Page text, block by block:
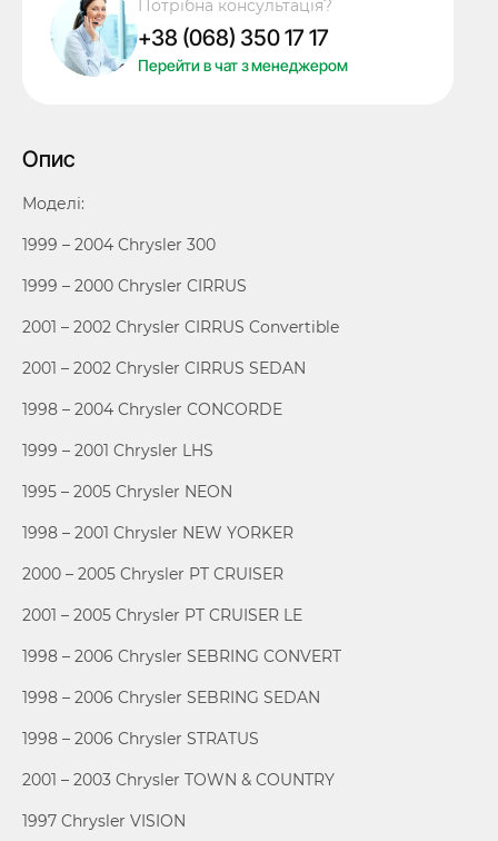
під
чіп
Chrysler,
Потрібна консультація?
+38 (068) 350 17 17
Перейти в чат з менеджером
Опис
Моделі:
1999 – 2004 Chrysler 300
1999 – 2000 Chrysler CIRRUS
2001 – 2002 Chrysler CIRRUS Convertible
2001 – 2002 Chrysler CIRRUS SEDAN
1998 – 2004 Chrysler CONCORDE
1999 – 2001 Chrysler LHS
1995 – 2005 Chrysler NEON
1998 – 2001 Chrysler NEW YORKER
2000 – 2005 Chrysler PT CRUISER
2001 – 2005 Chrysler PT CRUISER LE
1998 – 2006 Chrysler SEBRING CONVERT
1998 – 2006 Chrysler SEBRING SEDAN
1998 – 2006 Chrysler STRATUS
2001 – 2003 Chrysler TOWN & COUNTRY
1997 Chrysler VISION